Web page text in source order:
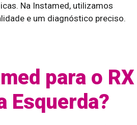
Na Instamed, utilizamos
e um diagnóstico preciso.
para o RX
Esquerda?